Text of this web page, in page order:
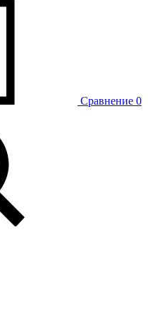
Сравнение 0